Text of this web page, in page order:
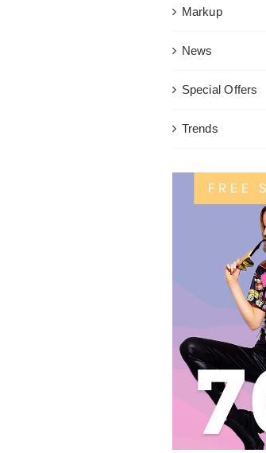
Markup
News
Special Offers
Trends